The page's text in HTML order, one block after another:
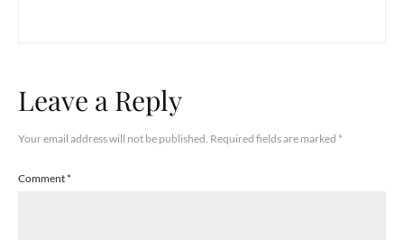
Leave a Reply
Your email address will not be published. Required fields are marked *
Comment*